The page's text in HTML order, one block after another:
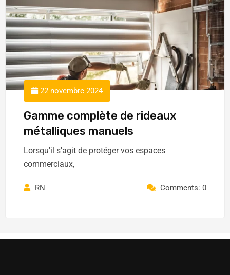
22 novembre 2024
Gamme complète de rideaux
métalliques manuels
Lorsqu'il s'agit de protéger vos espaces
commerciaux,
RN Comments: 0